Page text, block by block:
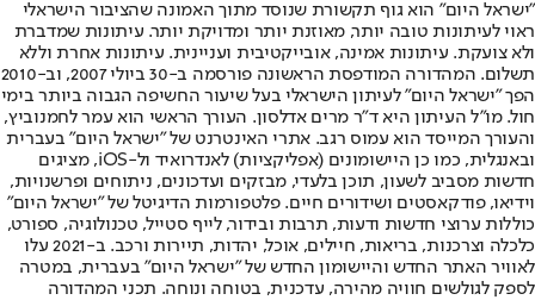
"ישראל היום" הוא גוף תקשורת שנוסד מתוך האמונה שהציבור הישראלי
ראוי לעיתונות טובה יותר, מאוזנת יותר ומדויקת יותר. עיתונות שמדברת
ולא צועקת. עיתונות אמינה, אובייקטיבית ועניינית. עיתונות אחרת וללא
תשלום. המהדורה המודפסת הראשונה פורסמה ב-30 ביולי 2007, וב-2010
הפך "ישראל היום" לעיתון הישראלי בעל שיעור החשיפה הגבוה ביותר בימי
חול. מו"ל העיתון היא ד"ר מרים אדלסון. העורך הראשי הוא עמר לחמנוביץ,
והעורך המייסד הוא עמוס רגב. אתרי האינטרנט של "ישראל היום" בעברית
ובאנגלית, כמו כן היישומונים (אפליקציות) לאנדרואיד ול-iOS, מציגים
חדשות מסביב לשעון, תוכן בלעדי, מבזקים ועדכונים, ניתוחים ופרשנויות,
וידיאו, פודקאסטים ושידורים חיים. פלטפורמות הדיגיטל של "ישראל היום"
כוללות ערוצי חדשות ודעות, תרבות ובידור, לייף סטייל, טכנולוגיה, ספורט,
כלכלה וצרכנות, בריאות, חיילים, אוכל, יהדות, תיירות ורכב. ב-2021 עלו
לאוויר האתר החדש והיישומון החדש של "ישראל היום" בעברית, במטרה
לספק לגולשים חוויה מהירה, עדכנית, בטוחה ונוחה. תכני המהדורה